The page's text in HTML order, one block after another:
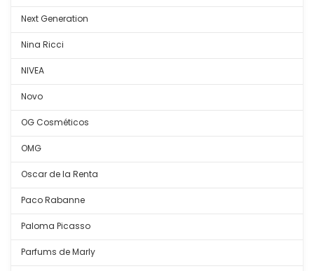
Next Generation
Nina Ricci
NIVEA
Novo
OG Cosméticos
OMG
Oscar de la Renta
Paco Rabanne
Paloma Picasso
Parfums de Marly